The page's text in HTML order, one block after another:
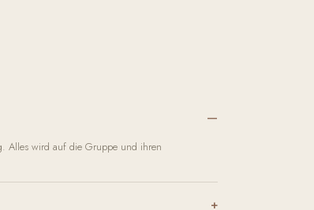
Alles wird auf die Gruppe und ihren